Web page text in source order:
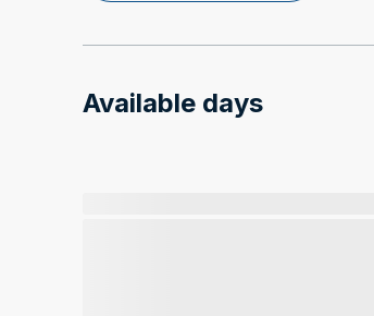
Available days